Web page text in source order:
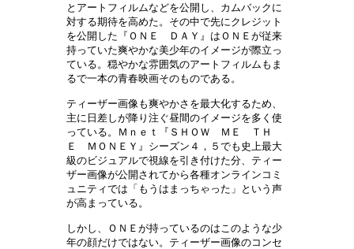
とアートフィルムなどを公開し、カムバックに
対する期待を高めた。その中で先にクレジット
を公開した『ＯＮＥ ＤＡＹ』はＯＮＥが従来
持っていた爽やかな美少年のイメージが際立っ
ている。穏やかな雰囲気のアートフィルムもま
るで一本の青春映画そのものである。
ティーザー画像も爽やかさを最大化するため、
主に日差しが降り注ぐ昼間のイメージを多く使
っている。Ｍｎｅｔ『ＳＨＯＷ ＭＥ ＴＨ
Ｅ ＭＯＮＥＹ』シーズン４，５でも史上最大
級のビジュアルで視線を引き付けた分、ティー
ザー画像が公開されてから各種オンラインコミ
ュニティでは「もうはまっちゃった」という声
が高まっている。
しかし、ＯＮＥが持っているのはこのような少
年の顔だけではない。ティーザー画像のコンセ